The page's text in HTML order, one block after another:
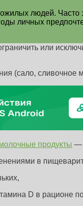
людей. Часто
личных
или
(сало, сливочное
продукты —
в
D в рационе